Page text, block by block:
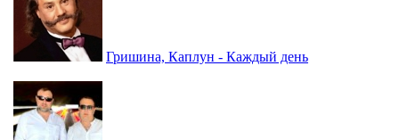
Гришина, Каплун - Каждый день